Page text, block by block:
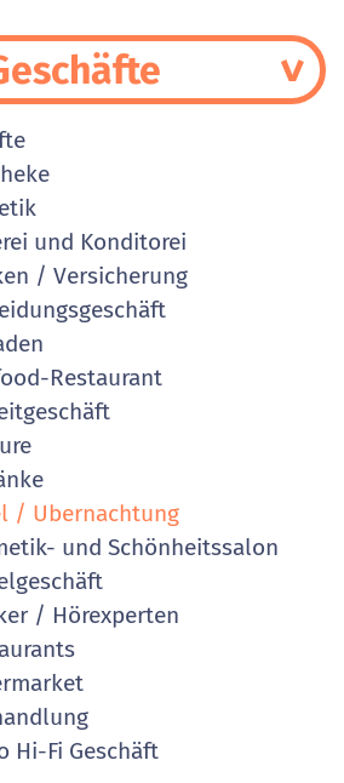
und Konditorei
/ Versicherung
Restaurant
/ Ubernachtung
und Schönheitssalon
/ Hörexperten
Hi-Fi Geschäft